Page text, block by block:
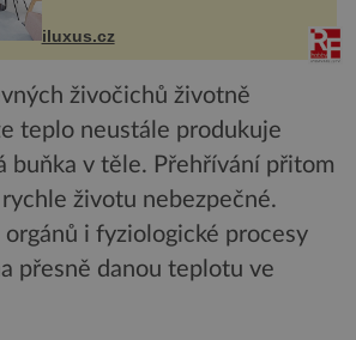
Tower a Orange Tower. Komplex
budov Media...
iluxus.cz
živočichů životně
teplo neustále produkuje
buňka v těle. Přehřívání přitom
životu nebezpečné.
orgánů i fyziologické procesy
přesně danou teplotu ve